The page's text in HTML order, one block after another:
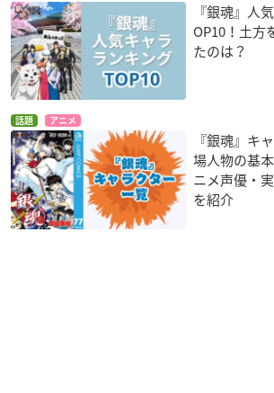
『銀魂』人
OP10！土方
たのは？
話題 アニメ
『銀魂』キ
場人物の基
ニメ声優・
を紹介